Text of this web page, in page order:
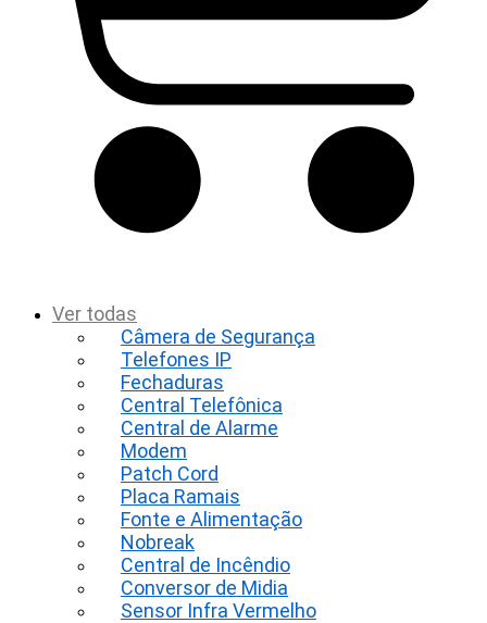
Ver todas
Câmera de Segurança
Telefones IP
Fechaduras
Central Telefônica
Central de Alarme
Modem
Patch Cord
Placa Ramais
Fonte e Alimentação
Nobreak
Central de Incêndio
Conversor de Midia
Sensor Infra Vermelho